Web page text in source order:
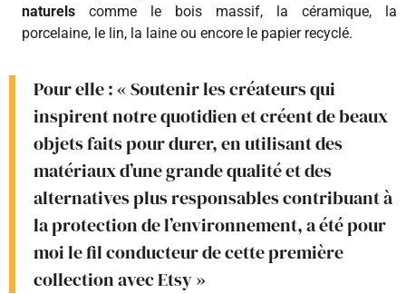
naturels comme le bois massif, la céramique, la
porcelaine, le lin, la laine ou encore le papier recyclé.
Pour elle : « Soutenir les créateurs qui
inspirent notre quotidien et créent de beaux
objets faits pour durer, en utilisant des
matériaux d’une grande qualité et des
alternatives plus responsables contribuant à
la protection de l’environnement, a été pour
moi le fil conducteur de cette première
collection avec Etsy »